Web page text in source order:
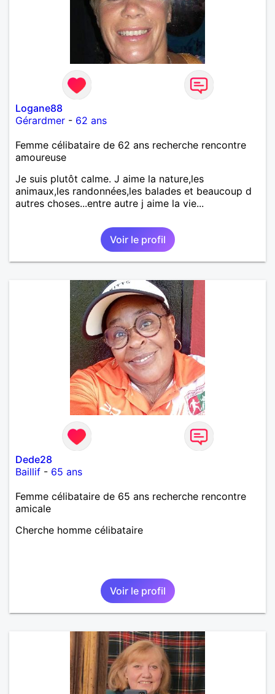
Logane88
Gérardmer - 62 ans
Femme célibataire de 62 ans recherche rencontre
amoureuse
Je suis plutôt calme. J aime la nature,les
animaux,les randonnées,les balades et beaucoup d
autres choses...entre autre j aime la vie...
Voir le profil
Dede28
Baillif - 65 ans
Femme célibataire de 65 ans recherche rencontre
amicale
Cherche homme célibataire
Voir le profil